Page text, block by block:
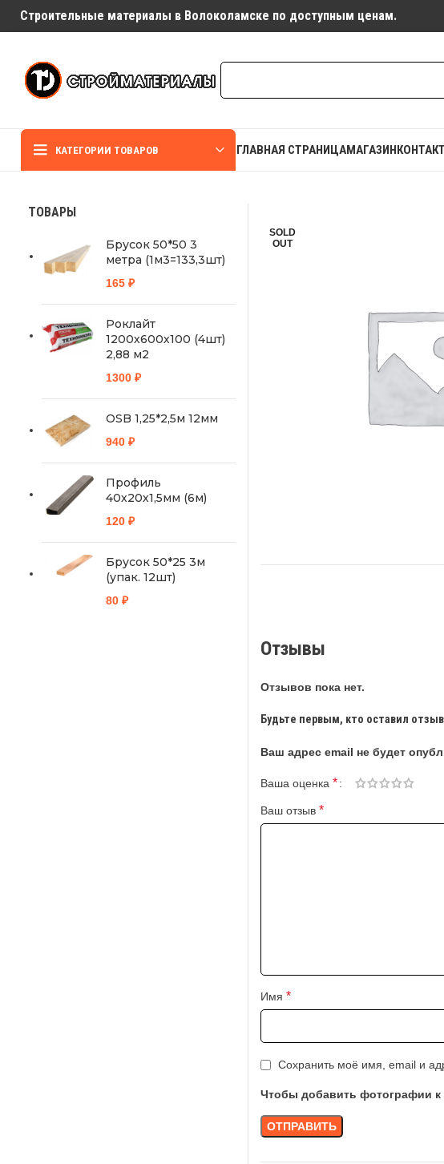
Строительные материалы в Волоколамске по доступным ценам.
КАТЕГОРИИ ТОВАРОВ ГЛАВНАЯ СТРАНИЦАМАГАЗИН
SOLD
OUT
Отзывы
Отзывов пока нет.
Будьте первым, кто оставил
Ваш адрес email не будет
Ваша оценка *
Ваш отзыв *
Имя *
Сохранить моё имя, email и
Чтобы добавить фотографии к
ТОВАРЫ
Брусок 50*50 3
метра (1м3=133,3шт)
165 ₽
Роклайт
1200х600х100 (4шт)
2,88 м2
1300 ₽
OSB 1,25*2,5м 12мм
940 ₽
Профиль
40х20х1,5мм (6м)
120 ₽
Брусок 50*25 3м
(упак. 12шт)
80 ₽